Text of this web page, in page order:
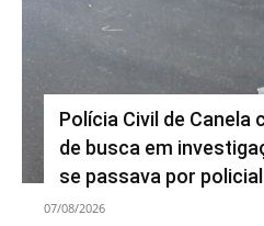
Polícia Civil de Canela
de busca em
se passava por policial
07/08/2026